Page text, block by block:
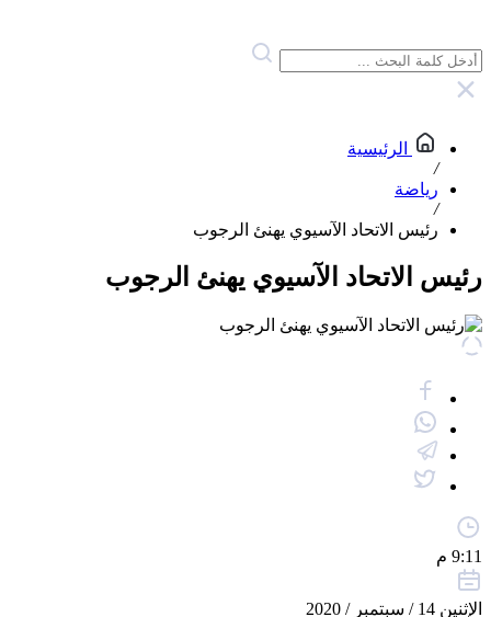
الرئيسية
/
رياضة
/
رئيس الاتحاد الآسيوي يهنئ الرجوب
رئيس الاتحاد الآسيوي يهنئ الرجوب
9:11 م
الإثنين 14 / سبتمبر / 2020